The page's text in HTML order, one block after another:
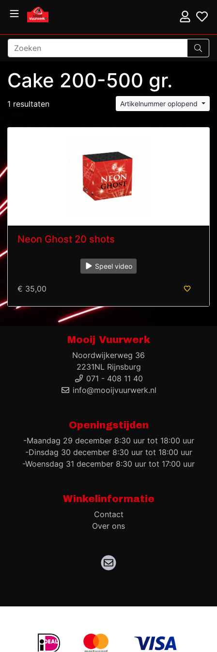
Cake 200-500 gr.
1 resultaten Artikelnummer oplopend
Neon Ghost 20 shots
Speel video
€ 35,00
Mooij Vuurwerk
Noordwijkerweg 36
2231NL Rijnsburg
071 - 408 11 40
info@mooijvuurwerk.nl
Openingstijden
-Maandag 29 december 8:30 uur tot 18:00 uur
-Dinsdag 30 december 8:30 uur tot 18:00 uur
-Woensdag 31 december 8:30 uur tot 17:00 uur
Winkelinformatie
Contact
Over ons